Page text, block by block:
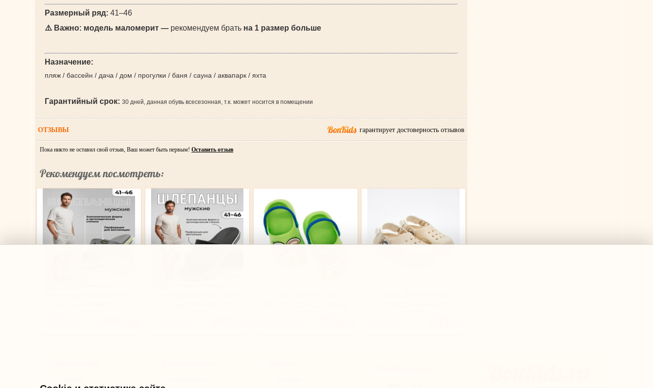
Размерный ряд:41–46
⚠️Важно:модель маломерит —рекомендуем брать на 1 размер больше
Назначение:
пляж / бассейн / дача / дом / прогулки / баня / сауна / аквапарк / яхта
Гарантийный срок:30 дней, данная обувь всесезонная, т.к. может носится в помещении
ОТЗЫВЫ гарантирует достоверность отзывов
Пока никто не оставил свой отзыв, Ваш может быть первым!Оставить отзыв
Рекомендуем посмотреть: